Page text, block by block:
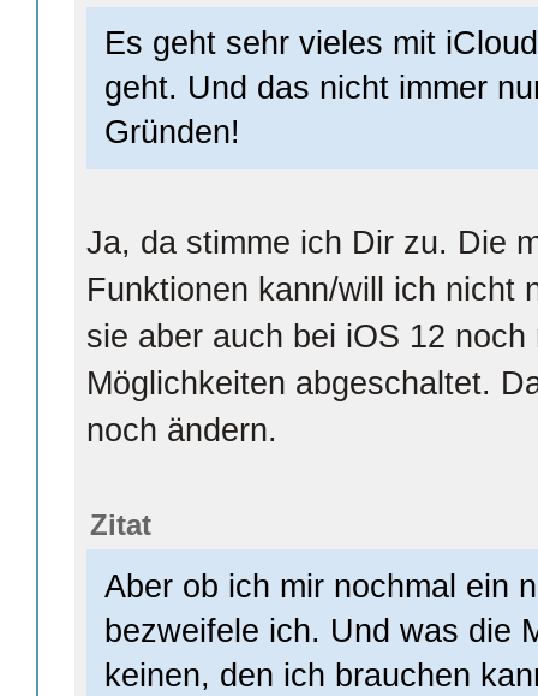
Es geht sehr vieles mit
geht. Und das nicht immer
Gründen!
Ja, da stimme ich Dir zu. Die
Funktionen kann/will ich nicht
sie aber auch bei iOS 12
Möglichkeiten abgeschaltet.
noch ändern.
Zitat
Aber ob ich mir nochmal ein
bezweifele ich. Und was die
keinen, den ich brauchen